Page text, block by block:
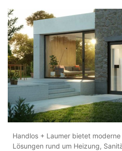
Handlos + Laumer bietet
Lösungen rund um Heizung,